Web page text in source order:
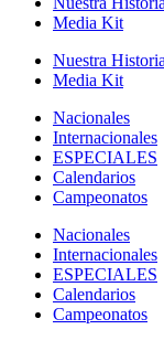
Media Kit
Nuestra Historia
Media Kit
Nacionales
Internacionales
ESPECIALES
Calendarios
Campeonatos
Nacionales
Internacionales
ESPECIALES
Calendarios
Campeonatos